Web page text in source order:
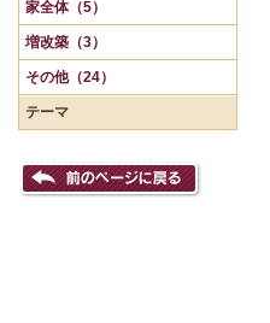
家全体（5）
増改築（3）
その他（24）
テーマ